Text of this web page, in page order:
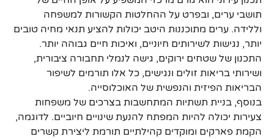
תושבי ערים, ובפרט על ההחלטות הקשורות למשפחה
וללידה. ערים מתוכננות היטב יכולות להציע תנאי מחיה טובים
יותר, נגישות לשירותים חיוניים, ואיכות חיים גבוהה יותר.
התכנון של שטחים ירוקים, גישה לנמלי תחבורה ציבורית,
ושירותי בריאות זולים ונגישים, כל אלו תורמים לשיפור
הבריאות הפיזית והנפשית של האוכלוסייה.
בנוסף, בניית תשתיות המתחשבות בצרכים של משפחות
צעירות יכולה להיות המפתח להנעת שינויים חיוביים. לדוגמה,
הקמת פארקים ומוקדים קהילתיים תורמת ליצירת קשרים